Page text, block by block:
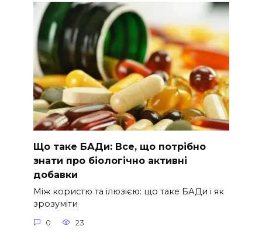
Що таке БАДи: Все, що потрібно
знати про біологічно активні
добавки
Між користю та ілюзією: що таке БАДи і як
зрозуміти
0 23